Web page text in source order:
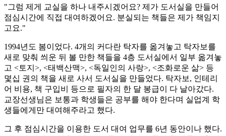
"그럼 제게 교실을 하나 내주시겠어요? 제가 도서실을 만들어
점심시간에 직접 대여하겠어요. 분실되는 책들은 제가 책임지
고요."
1994년도 봄이었다. 4개의 커다란 탁자를 옮겨놓고 탁자보를
새로 맞춰 씌운 뒤 볼 만한 책들을 4층 도서실에서 일부 옮겨놓
고 <토지>, <태백산맥>, <독일인의 사랑>, <조화로운 삶> 등
몇십 권의 책을 새로 사서 도서실을 만들었다. 탁자보, 인테리
어 비용, 책 구입비 등으로 필자의 한 달 봉급이 다 날아갔다.
교장선생님은 보통과 학생들은 공부를 해야 한다며 실업계 학
생들에게만 대여해주라고 했다.
그 후 점심시간을 이용한 도서 대여 업무를 6년 동안이나 했다.